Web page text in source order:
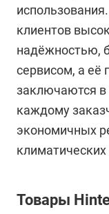
клиентов
надёжностью,
сервисом, а её
заключаются в
каждому
экономичных
климатических
Товары